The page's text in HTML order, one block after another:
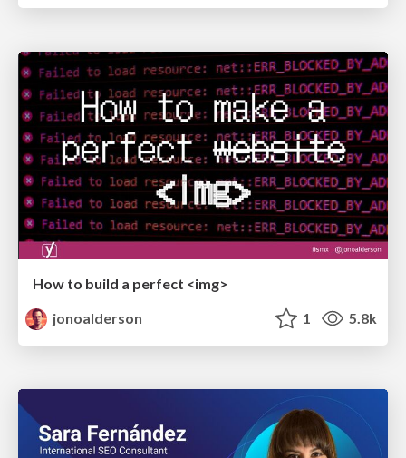
How to build a perfect <img>
jonoalderson
1 5.8k